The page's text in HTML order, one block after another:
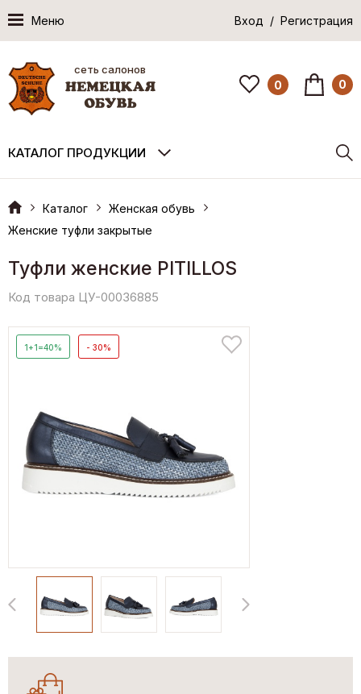
Меню Вход / Регистрация
сеть салонов
0 0
КАТАЛОГ ПРОДУКЦИИ
Каталог
Женская обувь
Женские туфли закрытые
Туфли женские PITILLOS
Код товара ЦУ-00036885
1+1=40% - 30%